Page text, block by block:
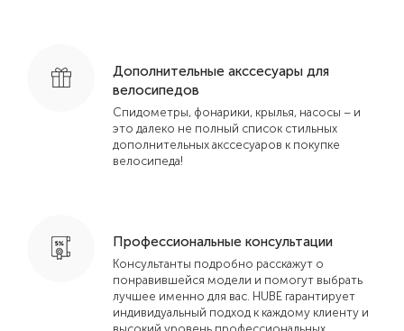
Дополнительные акссесуары для
велосипедов
Спидометры, фонарики, крылья, насосы – и
это далеко не полный список стильных
дополнительных акссесуаров к покупке
велосипеда!
Профессиональные консультации
Консультанты подробно расскажут о
понравившейся модели и помогут выбрать
лучшее именно для вас. HUBE гарантирует
индивидуальный подход к каждому клиенту и